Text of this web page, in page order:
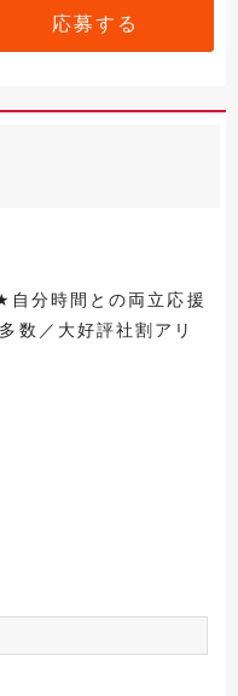
応募する
分時間との両立応援
数／大好評社割アリ